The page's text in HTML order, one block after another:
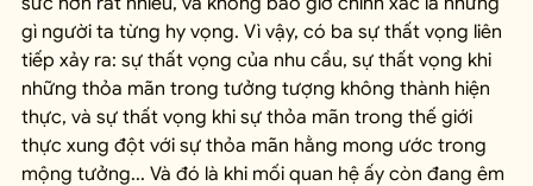
gì người ta từng hy vọng. Vì vậy, có ba sự thất vọng liên
tiếp xảy ra: sự thất vọng của nhu cầu, sự thất vọng khi
những thỏa mãn trong tưởng tượng không thành hiện
thực, và sự thất vọng khi sự thỏa mãn trong thế giới
thực xung đột với sự thỏa mãn hằng mong ước trong
mộng tưởng... Và đó là khi mối quan hệ ấy còn đang êm